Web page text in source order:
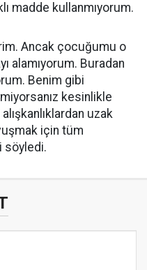
madde kullanmıyorum.
Ancak çocuğumu o
alamıyorum. Buradan
Benim gibi
kesinlikle
uzak
için tüm
söyledi.